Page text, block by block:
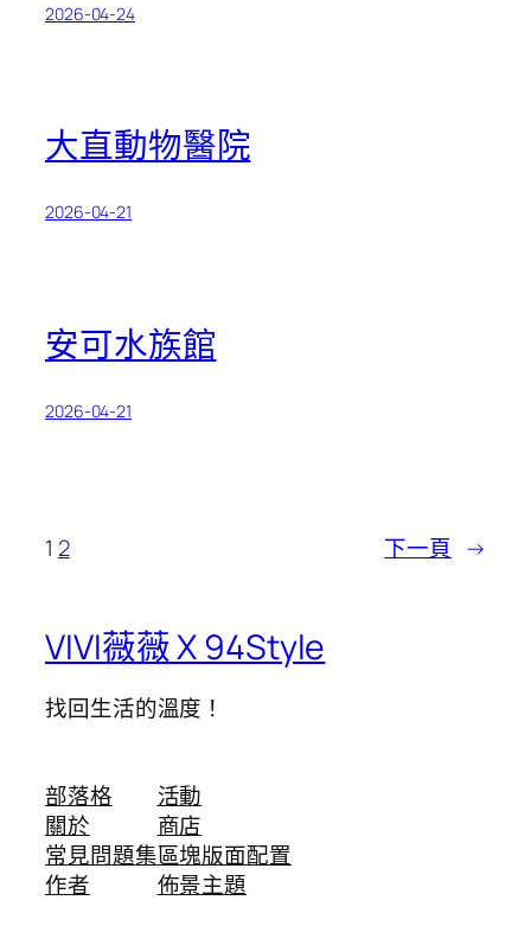
2026-04-24
大直動物醫院
2026-04-21
安可水族館
2026-04-21
1 2 下一頁 →
VIVI薇薇 X 94Style
找回生活的溫度！
部落格
關於
常見問題集
作者
活動
商店
區塊版面配置
佈景主題